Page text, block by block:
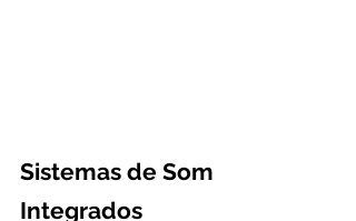
Sistemas de Som
Integrados